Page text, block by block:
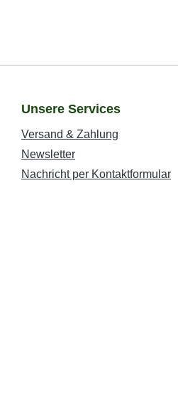
Unsere Services
Versand & Zahlung
Newsletter
Nachricht per Kontaktformular